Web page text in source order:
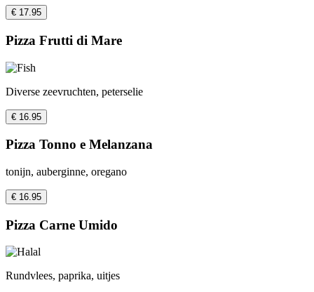
€ 17.95
Pizza Frutti di Mare
Diverse zeevruchten, peterselie
€ 16.95
Pizza Tonno e Melanzana
tonijn, auberginne, oregano
€ 16.95
Pizza Carne Umido
Rundvlees, paprika, uitjes